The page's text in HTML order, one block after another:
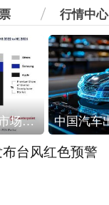
行情中心
苹果拿下高端手机市场65%的份额：iPhone 17系列功不可没
台风红色预警